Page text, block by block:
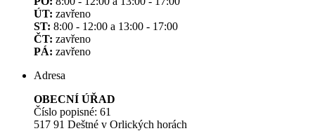
ÚT: zavřeno
ST: 8:00 - 12:00 a 13:00 - 17:00
ČT: zavřeno
PÁ: zavřeno
Adresa
OBECNÍ ÚŘAD
Číslo popisné: 61
517 91 Deštné v Orlických horách